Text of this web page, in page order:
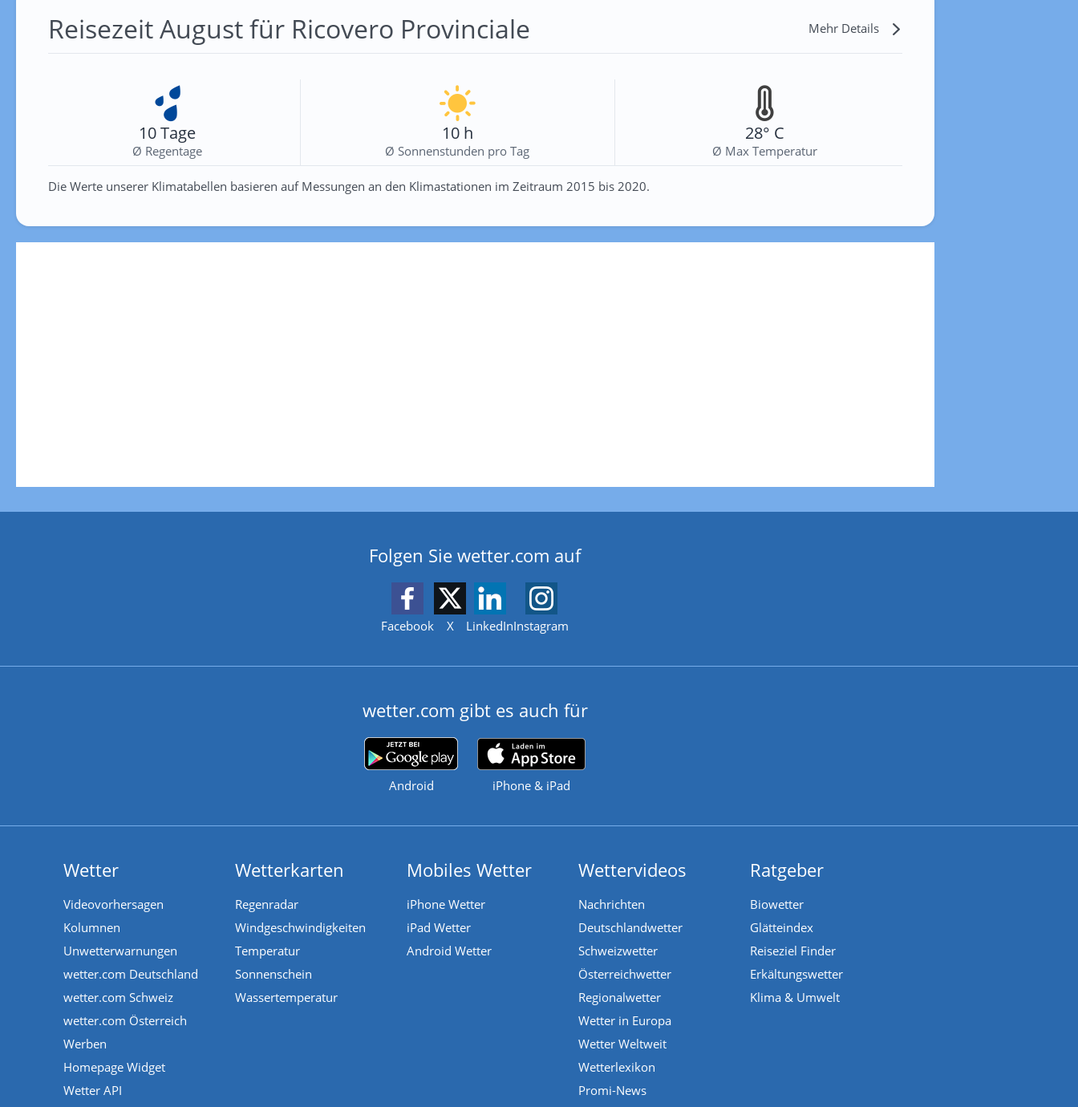
Reisezeit August für Ricovero Provinciale Mehr Details
10 Tage
Ø Regentage
10 h
Ø Sonnenstunden pro Tag
28° C
Ø Max Temperatur
Die Werte unserer Klimatabellen basieren auf Messungen an den Klimastationen im Zeitraum 2015 bis 2020.
Folgen Sie wetter.com auf
Facebook X LinkedInInstagram
wetter.com gibt es auch für
Android iPhone & iPad
Wetter
Videovorhersagen
Kolumnen
Unwetterwarnungen
wetter.com Deutschland
wetter.com Schweiz
wetter.com Österreich
Werben
Homepage Widget
Wetter API
Wetterkarten
Regenradar
Windgeschwindigkeiten
Temperatur
Sonnenschein
Wassertemperatur
Mobiles Wetter
iPhone Wetter
iPad Wetter
Android Wetter
Wettervideos
Nachrichten
Deutschlandwetter
Schweizwetter
Österreichwetter
Regionalwetter
Wetter in Europa
Wetter Weltweit
Wetterlexikon
Promi-News
Ratgeber
Biowetter
Glätteindex
Reiseziel Finder
Erkältungswetter
Klima & Umwelt